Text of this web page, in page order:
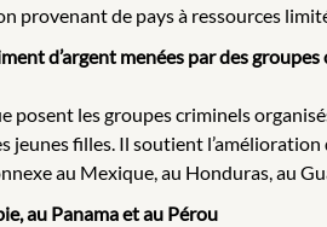
provenant de pays à ressources
d’argent menées par des
les groupes criminels
jeunes filles. Il soutient
au Mexique, au Honduras, au
au Panama et au Pérou